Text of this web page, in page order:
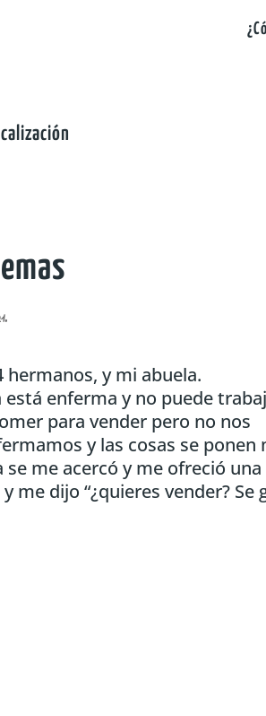
.
hermanos, y mi abuela.
enferma y no puede
para vender pero no nos
y las cosas se ponen
me acercó y me ofreció una
dijo “¿quieres vender? Se